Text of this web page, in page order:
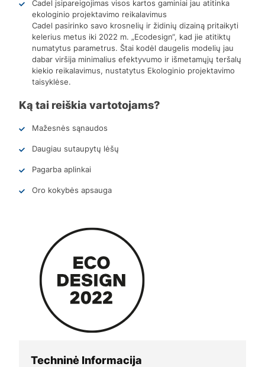
Cadel įsipareigojimas visos kartos gaminiai jau atitinka
ekologinio projektavimo reikalavimus
Cadel pasirinko savo krosnelių ir židinių dizainą pritaikyti
kelerius metus iki 2022 m. „Ecodesign“, kad jie atitiktų
numatytus parametrus. Štai kodėl daugelis modelių jau
dabar viršija minimalius efektyvumo ir išmetamųjų teršalų
kiekio reikalavimus, nustatytus Ekologinio projektavimo
taisyklėse.
Ką tai reiškia vartotojams?
Mažesnės sąnaudos
Daugiau sutaupytų lėšų
Pagarba aplinkai
Oro kokybės apsauga
Techninė Informacija